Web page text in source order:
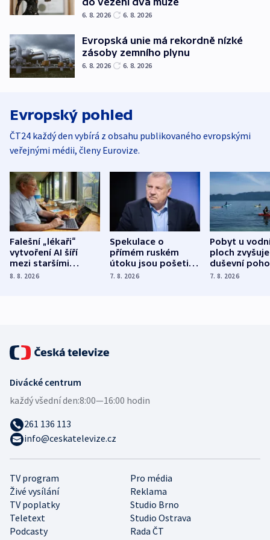
6. 8. 2026 6. 8. 2026
Evropská unie má rekordně nízké
zásoby zemního plynu
6. 8. 2026 6. 8. 2026
Evropský pohled
ČT24 každý den vybírá z obsahu publikovaného evropskými
veřejnými médii, členy Eurovize.
Falešní „lékaři“
vytvoření AI šíří
mezi staršími
Poláky nebezpečné
8. 8. 2026
Spekulace o
přímém ruském
útoku jsou pošetilé,
míní estonský
7. 8. 2026
Pobyt u
ploch zvyšuje
duševní
ukázala
7. 8. 2026
TV program
Pro média
Živé vysílání
Reklama
TV poplatky
Studio Brno
Teletext
Studio Ostrava
Podcasty
Rada ČT
Divácké centrum
každý všední den:8:00—16:00 hodin
261 136 113
info@ceskatelevize.cz